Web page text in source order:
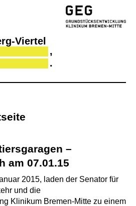
Viertel
,
.
–
am 07.01.15
2015, laden der Senator für
und die
Klinikum Bremen-Mitte zu einem